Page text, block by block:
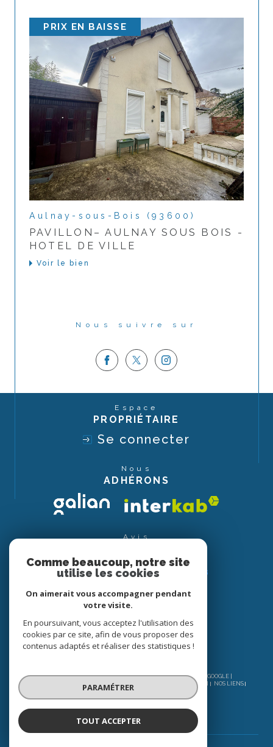
PRIX EN BAISSE
Aulnay-sous-Bois (93600)
PAVILLON– AULNAY SOUS BOIS -
HOTEL DE VILLE
Voir le bien
Nous suivre sur
Espace
PROPRIÉTAIRE
Se connecter
Nous
ADHÉRONS
Avis
© 2026 | TOUS DROITS RÉSERVÉS | TRADUCTION POWERED BY GOOGLE |
PLAN DU SITE ADMIN
NOS LIENS
POLITIQUE RGPD
Comme beaucoup, notre site
utilise les cookies
On aimerait vous accompagner pendant
votre visite.
En poursuivant, vous acceptez l'utilisation des
cookies par ce site, afin de vous proposer des
contenus adaptés et réaliser des statistiques !
PARAMÉTRER
TOUT ACCEPTER